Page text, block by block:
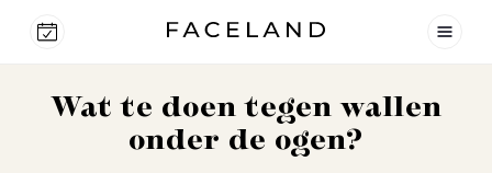
Wat te doen tegen wallen
onder de ogen?